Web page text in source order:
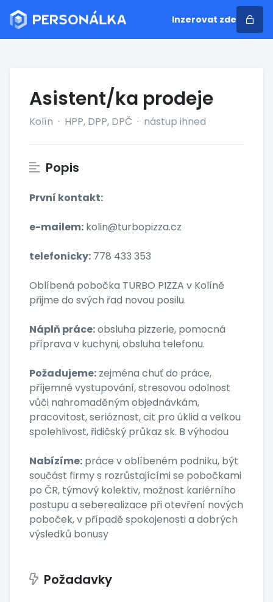
Inzerovat zde
Asistent/ka prodeje
Kolín · HPP, DPP, DPČ · nástup ihned
Popis
První kontakt:
e-mailem: kolin@turbopizza.cz
telefonicky: 778 433 353
Oblíbená pobočka TURBO PIZZA v Kolíně
přijme do svých řad novou posilu.
Náplň práce:obsluha pizzerie, pomocná
příprava v kuchyni, obsluha telefonu.
Požadujeme: zejména chuť do práce,
příjemné vystupování, stresovou odolnost
vůči nahromaděným objednávkám,
pracovitost, serióznost, cit pro úklid a velkou
spolehlivost, řidičský průkaz sk. B výhodou
Nabízíme: práce v oblíbeném podniku, být
součást firmy s rozrůstajícími se pobočkami
po ČR, týmový kolektiv, možnost kariérního
postupu a seberealizace při otevření nových
poboček, v případě spokojenosti a dobrých
výsledků bonusy
Požadavky